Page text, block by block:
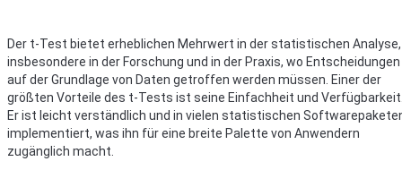
Der t-Test bietet erheblichen Mehrwert in der statistischen Analyse,
insbesondere in der Forschung und in der Praxis, wo Entscheidungen
auf der Grundlage von Daten getroffen werden müssen. Einer der
größten Vorteile des t-Tests ist seine Einfachheit und
Er ist leicht verständlich und in vielen statistischen
implementiert, was ihn für eine breite Palette von Anwendern
zugänglich macht.